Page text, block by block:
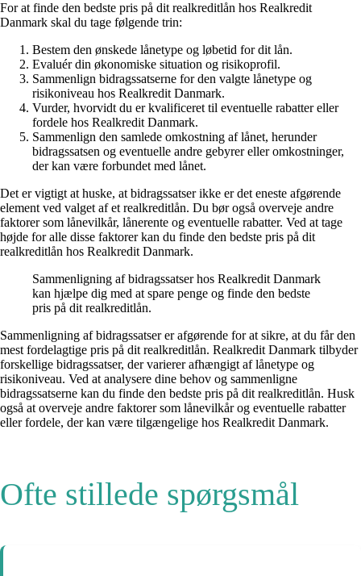
For at finde den bedste pris på dit realkreditlån hos Realkredit
Danmark skal du tage følgende trin:
Bestem den ønskede lånetype og løbetid for dit lån.
Evaluér din økonomiske situation og risikoprofil.
Sammenlign bidragssatserne for den valgte lånetype og
risikoniveau hos Realkredit Danmark.
Vurder, hvorvidt du er kvalificeret til eventuelle rabatter eller
fordele hos Realkredit Danmark.
Sammenlign den samlede omkostning af lånet, herunder
bidragssatsen og eventuelle andre gebyrer eller omkostninger,
der kan være forbundet med lånet.
Det er vigtigt at huske, at bidragssatser ikke er det eneste afgørende
element ved valget af et realkreditlån. Du bør også overveje andre
faktorer som lånevilkår, lånerente og eventuelle rabatter. Ved at tage
højde for alle disse faktorer kan du finde den bedste pris på dit
realkreditlån hos Realkredit Danmark.
Sammenligning af bidragssatser hos Realkredit Danmark
kan hjælpe dig med at spare penge og finde den bedste
pris på dit realkreditlån.
Sammenligning af bidragssatser er afgørende for at sikre, at du får den
mest fordelagtige pris på dit realkreditlån. Realkredit Danmark tilbyder
forskellige bidragssatser, der varierer afhængigt af lånetype og
risikoniveau. Ved at analysere dine behov og sammenligne
bidragssatserne kan du finde den bedste pris på dit realkreditlån. Husk
også at overveje andre faktorer som lånevilkår og eventuelle rabatter
eller fordele, der kan være tilgængelige hos Realkredit Danmark.
Ofte stillede spørgsmål